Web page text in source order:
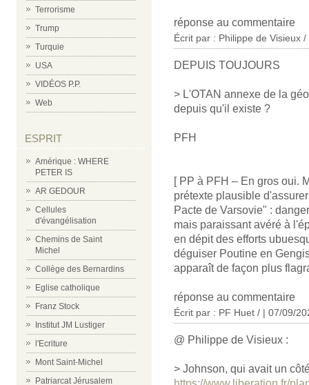
Terrorisme
Trump
Turquie
USA
VIDÉOS P.P.
Web
ESPRIT
Amérique : WHERE
PETER IS
AR GEDOUR
Cellules
d'évangélisation
Chemins de Saint
Michel
Collège des Bernardins
Eglise catholique
Franz Stock
Institut JM Lustiger
l'Ecriture
Mont Saint-Michel
Patriarcat Jérusalem
réponse au commentaire
Écrit par : Philippe de Visieux
DEPUIS TOUJOURS
> L'OTAN annexe de la
depuis qu'il existe ?
PFH
[ PP à PFH – En gros oui.
prétexte plausible
Pacte de Varsovie" :
mais paraissant avéré à
en dépit des efforts
déguiser Poutine en
apparaît de façon plus
réponse au commentaire
Écrit par : PF Huet / | 07/09/
@ Philippe de Visieux :
> Johnson, qui avait un